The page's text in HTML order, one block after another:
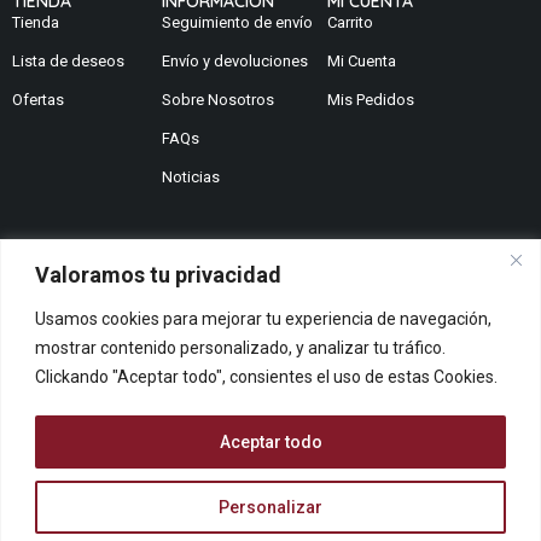
Valoramos tu privacidad
Usamos cookies para mejorar tu experiencia de navegación,
mostrar contenido personalizado, y analizar tu tráfico.
Clickando "Aceptar todo", consientes el uso de estas Cookies.
Personalizar
Aceptar todo
Tienda
Lista de deseos
Ofertas
Seguimiento de envío
Envío y devoluciones
Sobre Nosotros
FAQs
Noticias
Carrito
Mi Cuenta
Mis Pedidos
Contáctanos
¿Te podemos ayudar?
Queremos saber tu opinión